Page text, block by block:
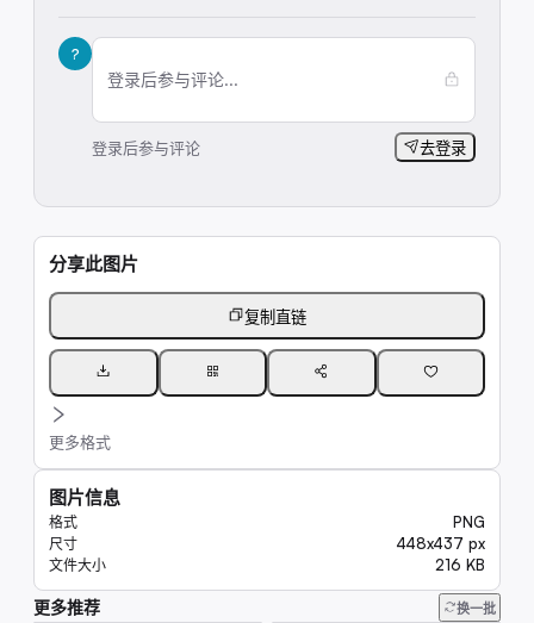
?
登录后参与评论...
登录后参与评论 去登录
分享此图片
复制直链
更多格式
图片信息
格式 PNG
尺寸 448x437 px
文件大小 216 KB
更多推荐 换一批
23K
20K
8.4K